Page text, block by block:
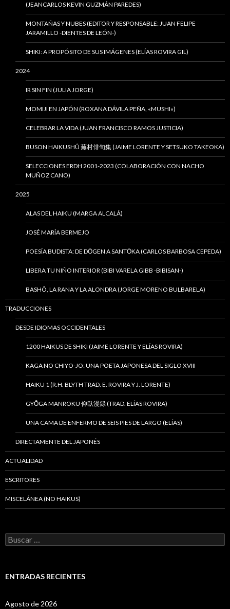
(JEANCARLOS KEVIN GUZMÁN PAREDES)
MONTAÑAS Y NUBES (EDITOR Y RESPONSABLE: JUAN FELIPE
JARAMILLO -DIENTES DE LEÓN-)
SHIKI: A PROPÓSITO DE SUS IMÁGENES (ELÍAS ROVIRA GIL)
2024
IR SIN FIN (JULIA JORGE)
MOMIJI EN JAPÓN (ROXANA DÁVILA PEÑA, «MUSHI»)
CELEBRAR LA VIDA (JUAN FRANCISCO RAMOS JUSTICIA)
BUSON HAIKUSHÛ 蕪村俳句集 (JAIME LORENTE Y SETSUKO TAKEOKA)
SELECCIONES ERDH 2001-2023 (COLABORACIÓN CON NACHO
MUÑOZ CANO)
2025
ALAS DEL HAIKU (MARGA ALCALÁ)
JOSÉ MARÍA BERMEJO
POESÍA BUDISTA: DE DŌGEN A SANTŌKA (CARLOS BARBOSA CEPEDA)
LIBERA TU NIÑO INTERIOR (BIBI VARELA GIBB -BIBISAN-)
BASHÔ, LA RANA Y LA ALONDRA (JORGE MORENO BULBARELA)
TRADUCCIONES
DESDE IDIOMAS OCCIDENTALES
1200 HAIKUS DE SHIKI (JAIME LORENTE Y ELÍAS ROVIRA)
KAGA NO CHIYO-JO: UNA POETA JAPONESA DEL SIGLO XVIII
HAIKU 1 (R.H. BLYTH TRAD. E. ROVIRA Y J. LORENTE)
GYŌGA MANROKU 仰臥漫録 (TRAD. ELÍAS ROVIRA)
UNA CAMA DE ENFERMO DE SEIS PIES DE LARGO (ELÍAS)
DIRECTAMENTE DEL JAPONÉS
ACTUALIDAD
ESCRITORES
MISCELÁNEA (NO HAIKUS)
B
u
a
ENTRADAS RECIENTES
Agosto de 2026